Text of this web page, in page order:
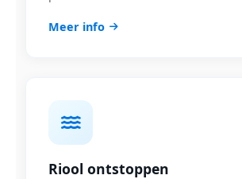
Meer info
Riool ontstoppen